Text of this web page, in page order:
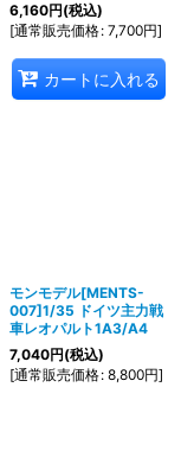
6,160円(税込)
[通常販売価格: 7,700円]
カートに入れる
モンモデル[MENTS-
007]1/35 ドイツ主力戦
車レオパルト1A3/A4
7,040円(税込)
[通常販売価格: 8,800円]